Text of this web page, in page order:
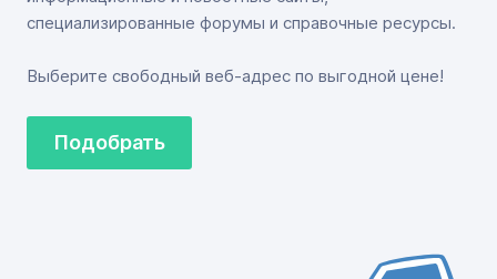
специализированные форумы и справочные ресурсы.
Выберите свободный веб-адрес по выгодной цене!
Подобрать